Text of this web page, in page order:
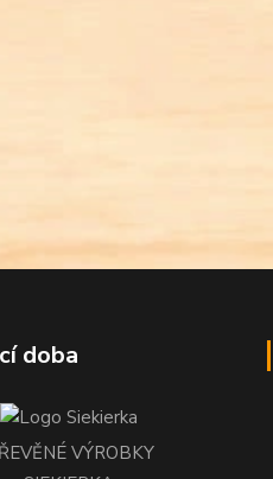
doba
VÝROBKY